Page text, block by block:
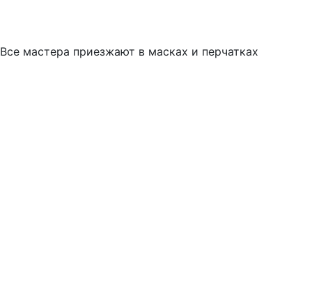
Все мастера приезжают в масках и перчатках